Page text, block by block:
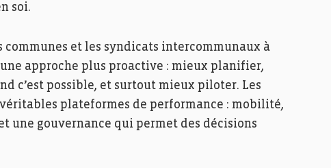
soi.
communes et les syndicats intercommunaux à
approche plus proactive : mieux planifier,
c’est possible, et surtout mieux piloter. Les
plateformes de performance : mobilité,
une gouvernance qui permet des décisions